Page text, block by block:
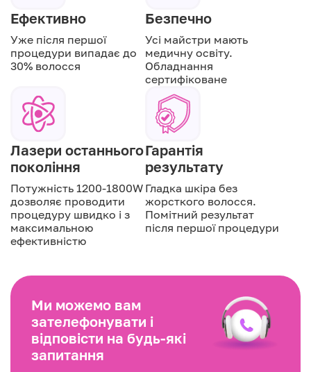
Ефективно
Уже після першої
процедури випадає до
30% волосся
Безпечно
Усі майстри мають
медичну освіту.
Обладнання
сертифіковане
Лазери останнього
покоління
Потужність 1200-1800W
дозволяє проводити
процедуру швидко і з
максимальною
ефективністю
Гарантія
результату
Гладка шкіра без
жорсткого волосся.
Помітний результат
після першої процедури
Ми можемо вам
зателефонувати і
відповісти на будь-які
запитання